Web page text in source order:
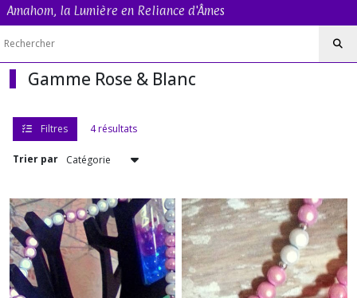
Amahom, la Lumière en Reliance d'Âmes
Gamme Rose & Blanc
Filtres 4 résultats
Trier par
Quantiques
Arc-
En-
Gamme
Gamme
Evolution
(2)